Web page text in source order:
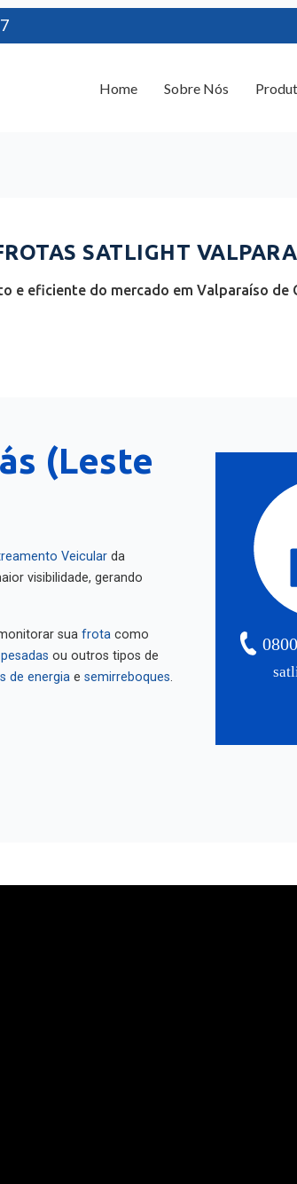
SATLIGHT
e eficiente do mercado em Valparaíso de
(Leste
Veicular da
visibilidade, gerando
sua frota como
ou outros tipos de
de energia e semirreboques